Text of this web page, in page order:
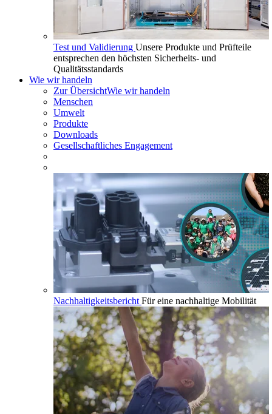
Test und Validierung Unsere Produkte und Prüfteile
entsprechen den höchsten Sicherheits- und
Qualitätsstandards
Wie wir handeln
Zur ÜbersichtWie wir handeln
Menschen
Umwelt
Produkte
Downloads
Gesellschaftliches Engagement
Nachhaltigkeitsbericht Für eine nachhaltige Mobilität